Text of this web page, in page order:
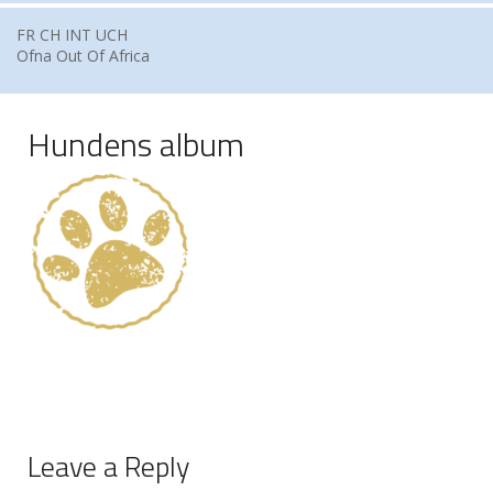
FR CH INT UCH
Ofna Out Of Africa
Hundens album
Leave a Reply